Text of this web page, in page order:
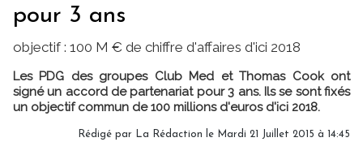
pour 3 ans
objectif : 100 M € de chiffre d'affaires d'ici 2018
Les PDG des groupes Club Med et Thomas Cook ont
signé un accord de partenariat pour 3 ans. Ils se sont fixés
un objectif commun de 100 millions d'euros d'ici 2018.
Rédigé par La Rédaction le Mardi 21 Juillet 2015 à 14:45